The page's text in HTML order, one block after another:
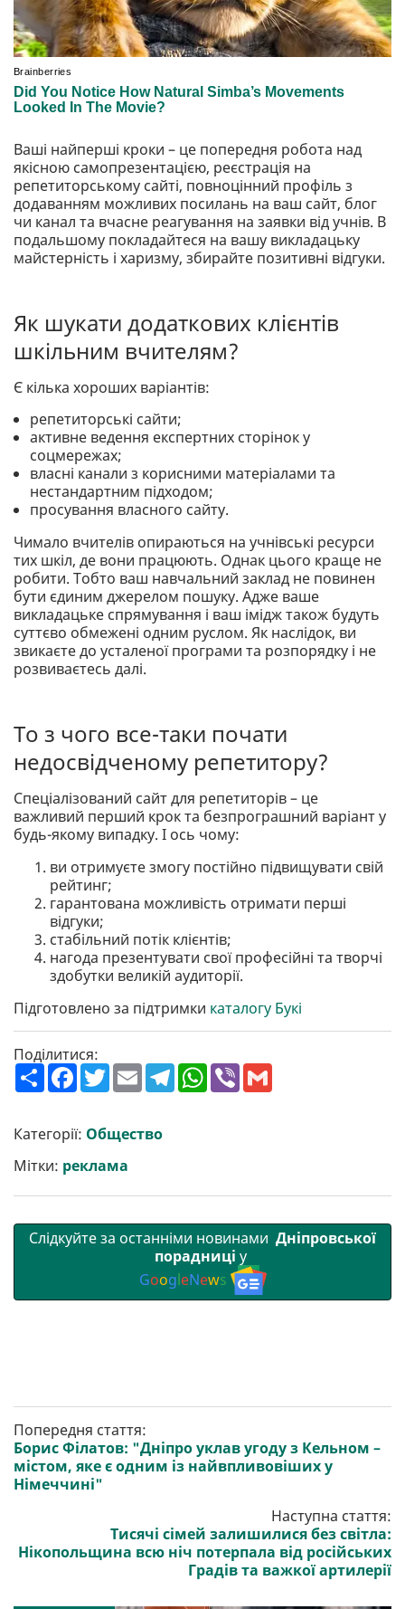
Ваші найперші кроки – це попередня робота над
якісною самопрезентацією, реєстрація на
репетиторському сайті, повноцінний профіль з
додаванням можливих посилань на ваш сайт, блог
чи канал та вчасне реагування на заявки від учнів. В
подальшому покладайтеся на вашу викладацьку
майстерність і харизму, збирайте позитивні відгуки.
Як шукати додаткових клієнтів
шкільним вчителям?
Є кілька хороших варіантів:
репетиторські сайти;
активне ведення експертних сторінок у
соцмережах;
власні канали з корисними матеріалами та
нестандартним підходом;
просування власного сайту.
Чимало вчителів опираються на учнівські ресурси
тих шкіл, де вони працюють. Однак цього краще не
робити. Тобто ваш навчальний заклад не повинен
бути єдиним джерелом пошуку. Адже ваше
викладацьке спрямування і ваш імідж також будуть
суттєво обмежені одним руслом. Як наслідок, ви
звикаєте до усталеної програми та розпорядку і не
розвиваєтесь далі.
То з чого все-таки почати
недосвідченому репетитору?
Спеціалізований сайт для репетиторів – це
важливий перший крок та безпрограшний варіант у
будь-якому випадку. І ось чому:
ви отримуєте змогу постійно підвищувати свій
рейтинг;
гарантована можливість отримати перші
відгуки;
стабільний потік клієнтів;
нагода презентувати свої професійні та творчі
здобутки великій аудиторії.
Підготовлено за підтримки каталогу Букі
Поділитися:
П
о
р
и
т
и
F
a
b
o
o
k
T
w
t
e
r
E
m
l
T
e
W
h
V
Категорії: Общество
Мітки: реклама
Слідкуйте за останніми новинами Дніпровської
порадниці у
GoogleNews
Попередня стаття:
Борис Філатов: "Дніпро уклав угоду з Кельном –
містом, яке є одним із найвпливовіших у
Німеччині"
Наступна стаття:
Тисячі сімей залишилися без світла:
Нікопольщина всю ніч потерпала від російських
Градів та важкої артилерії